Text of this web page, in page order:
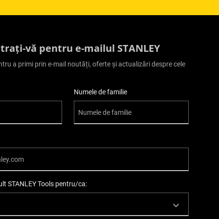
vă pentru e-mailul STANLEY
a primi prin e-mail noutăți, oferte și actualizări despre cele
Numele de familie
STANLEY Tools pentru/ca: